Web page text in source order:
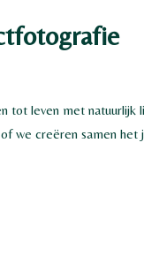
tot leven met natuurlijk
we creëren samen het